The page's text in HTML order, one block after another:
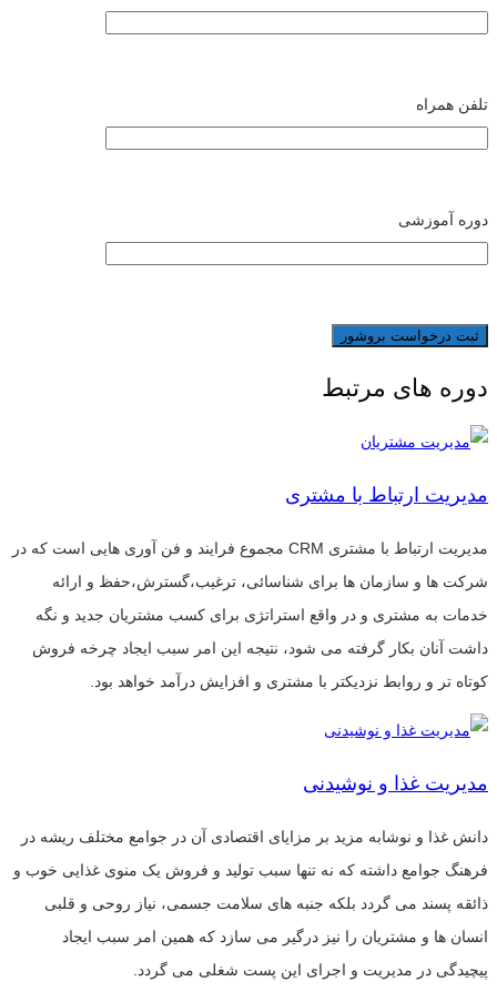
تلفن همراه
دوره آموزشی
دوره های مرتبط
مدیریت ارتباط با مشتری
مدیریت ارتباط با مشتری CRM مجموع فرایند و فن آوری هایی است که در
شرکت ها و سازمان ها برای شناسائی، ترغیب،گسترش،حفظ و ارائه
خدمات به مشتری و در واقع استراتژی برای کسب مشتریان جدید و نگه
داشت آنان بکار گرفته می شود، نتیجه این امر سبب ایجاد چرخه فروش
کوتاه تر و روابط نزدیکتر با مشتری و افزایش درآمد خواهد بود.
مدیریت غذا و نوشیدنی
دانش غذا و نوشابه مزید بر مزایای اقتصادی آن در جوامع مختلف ریشه در
فرهنگ جوامع داشته که نه تنها سبب تولید و فروش یک منوی غذایی خوب و
ذائقه پسند می گردد بلکه جنبه های سلامت جسمی، نیاز روحی و قلبی
انسان ها و مشتریان را نیز درگیر می سازد که همین امر سبب ایجاد
پیچیدگی در مدیریت و اجرای این پست شغلی می گردد.